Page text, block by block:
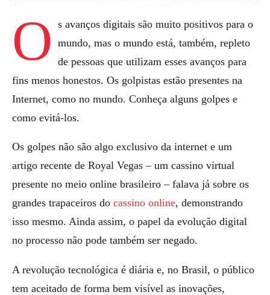
O
s avanços digitais são muito positivos para o
mundo, mas o mundo está, também, repleto
de pessoas que utilizam esses avanços para
fins menos honestos. Os golpistas estão presentes na
Internet, como no mundo. Conheça alguns golpes e
como evitá-los.
Os golpes não são algo exclusivo da internet e um
artigo recente de Royal Vegas – um cassino virtual
presente no meio online brasileiro – falava já sobre os
grandes trapaceiros do cassino online, demonstrando
isso mesmo. Ainda assim, o papel da evolução digital
no processo não pode também ser negado.
A revolução tecnológica é diária e, no Brasil, o público
tem aceitado de forma bem visível as inovações,